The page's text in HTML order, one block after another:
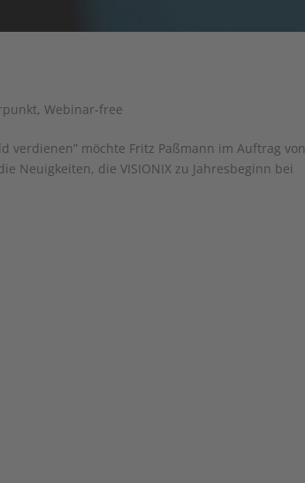
,Webinar-free
verdienen” möchte Fritz Paßmann im Auftrag von
Neuigkeiten, die VISIONIX zu Jahresbeginn bei